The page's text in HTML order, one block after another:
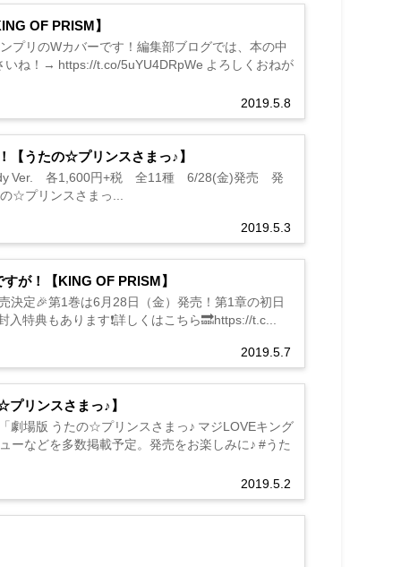
OF PRISM】
2019.5.8
プリのWカバーです！編集部ブログでは、本の中
いね！→ https://t.co/5uYU4DRpWe よろしくおねが
【うたの☆プリンスさまっ♪】
2019.5.3
Ver. 各1,600円+税 全11種 6/28(金)発売 発
☆プリンスさまっ...
が！【KING OF PRISM】
2019.5.7
決定🎉第1巻は6月28日（金）発売！第1章の初日
特典もあります❗️詳しくはこちら🔜https://t.c...
リンスさまっ♪】
2019.5.2
劇場版 うたの☆プリンスさまっ♪ マジLOVEキング
ーなどを多数掲載予定。発売をお楽しみに♪ #うた